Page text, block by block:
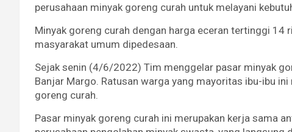
perusahaan minyak goreng curah untuk melayani
Minyak goreng curah dengan harga eceran tertinggi 14
masyarakat umum dipedesaan.
Sejak senin (4/6/2022) Tim menggelar pasar minyak
Banjar Margo. Ratusan warga yang mayoritas ibu-ibu
goreng curah.
Pasar minyak goreng curah ini merupakan kerja sama